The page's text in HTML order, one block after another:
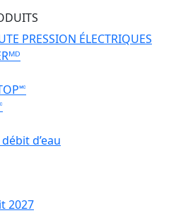
PRESSION ÉLECTRIQUES
d’eau
2027